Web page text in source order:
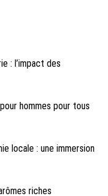
: l’impact des
hommes pour tous
locale : une immersion
riches